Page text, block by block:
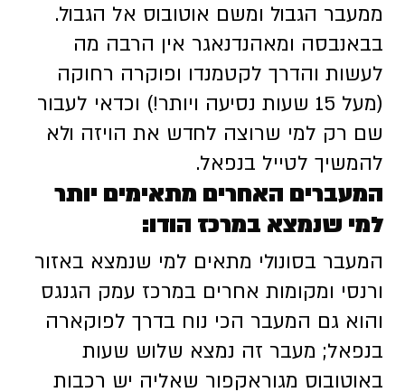
ממעבר הגבול ומשם אוטובוס אל הגבול.
בבאנבסה ומאהנדנאגר אין הרבה מה
לעשות והדרך לקטמנדו ופוקרה רחוקה
(מעל 15 שעות נסיעה ויותר!) וכדאי לעבור
שם רק למי שרוצה לחדש את הויזה ולא
להמשיך לטייל בנפאל.
המעברים האחרים מתאימים יותר
למי שנמצא במרכז הודו:
המעבר בסונולי מתאים למי שנמצא באזור
ורנסי ומקומות אחרים במרכז עמק הגנגס
והוא גם המעבר הכי נוח בדרך לפוקארה
בנפאל; מעבר זה נמצא שלוש שעות
באוטובוס מגוראקפור שאליה יש רכבות